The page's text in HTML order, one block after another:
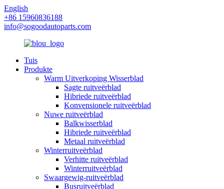
English
+86 15960836188
info@sogoodautoparts.com
Tuis
Produkte
Warm Uitverkoping Wisserblad
Sagte ruitveërblad
Hibriede ruitveërblad
Konvensionele ruitveërblad
Nuwe ruitveërblad
Balkwisserblad
Hibriede ruitveërblad
Metaal ruitveërblad
Winterruitveërblad
Verhitte ruitveërblad
Winterruitveërblad
Swaargewig-ruitveërblad
Busruitveërblad